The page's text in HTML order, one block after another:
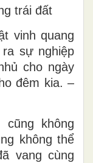
trái đất
vinh quang
sự nghiệp
cho ngày
đêm kia. –
không
không thể
vang cùng